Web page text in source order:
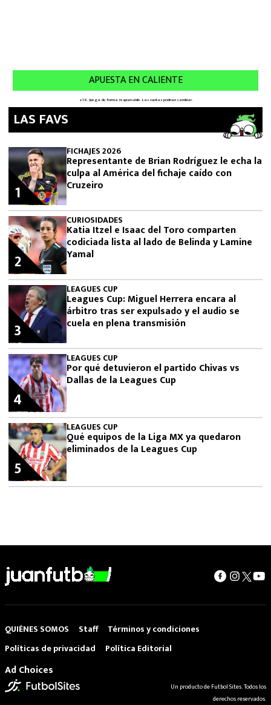
LAS FAVS
FICHAJES 2026
Representante de Brian Rodríguez le echa la
culpa al América del fichaje caído con
Cruzeiro
1
CURIOSIDADES
Katia Itzel e Isaac del Toro comparten
codiciada lista al lado de Belinda y Lamine
Yamal
2
LEAGUES CUP
Leagues Cup: Miguel Herrera encara al
árbitro tras ser expulsado y el audio se
cuela en plena transmisión
3
LEAGUES CUP
Por qué detuvieron el partido Chivas vs
Dallas de la Leagues Cup
4
LEAGUES CUP
Qué equipos de la Liga MX ya quedaron
eliminados de la Leagues Cup
5
QUIÉNES SOMOS Staff
Términos y condiciones
Políticas de privacidad
Política Editorial
Ad Choices
Un producto de Futbol Sites. Todos los
derechos reservados.